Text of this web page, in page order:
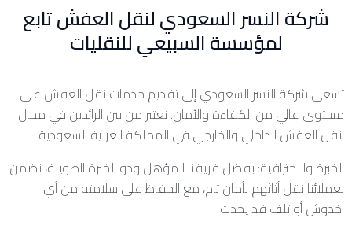
شركة النسر السعودي لنقل العفش تابع
لمؤسسة السبيعي للنقليات
تسعى شركة النسر السعودي إلى تقديم خدمات نقل العفش على
مستوى عالي من الكفاءة والأمان. نعتبر من بين الرائدين في مجال
نقل العفش الداخلي والخارجي في المملكة العربية السعودية.
الخبرة والاحترافية: بفضل فريقنا المؤهل وذو الخبرة الطويلة، نضمن
لعملائنا نقل أثاثهم بأمان تام، مع الحفاظ على سلامته من أي
خدوش أو تلف قد يحدث.